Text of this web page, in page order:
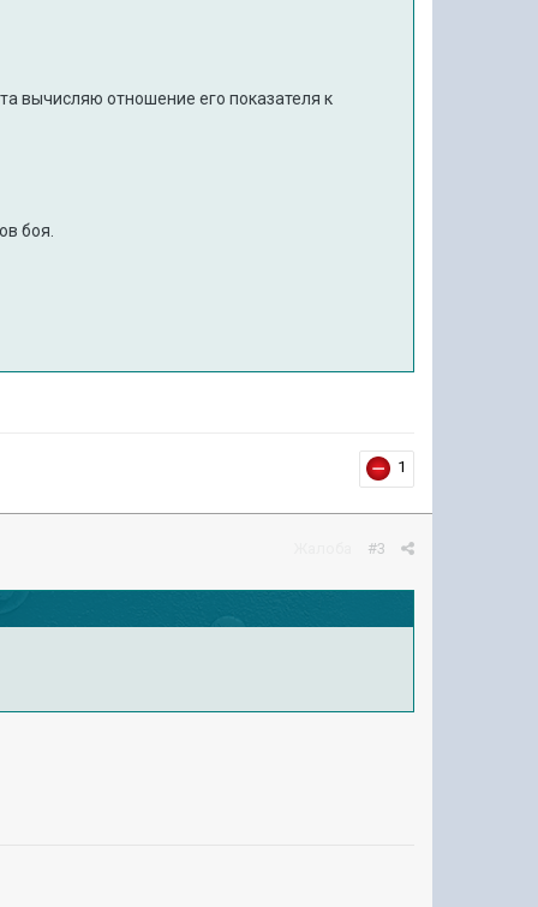
вычисляю отношение его показателя к
боя.
1
#3